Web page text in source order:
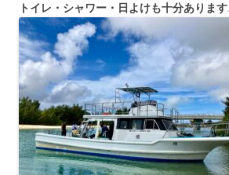
トイレ・シャワー・日よけも十分あります